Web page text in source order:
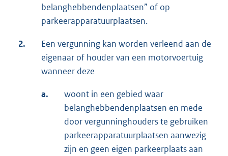
belanghebbendenplaatsen” of op
parkeerapparatuurplaatsen.
2.
Een vergunning kan worden verleend aan de
eigenaar of houder van een motorvoertuig
wanneer deze
a.
woont in een gebied waar
belanghebbendenplaatsen en mede
door vergunninghouders te gebruiken
parkeerapparatuurplaatsen aanwezig
zijn en geen eigen parkeerplaats aan